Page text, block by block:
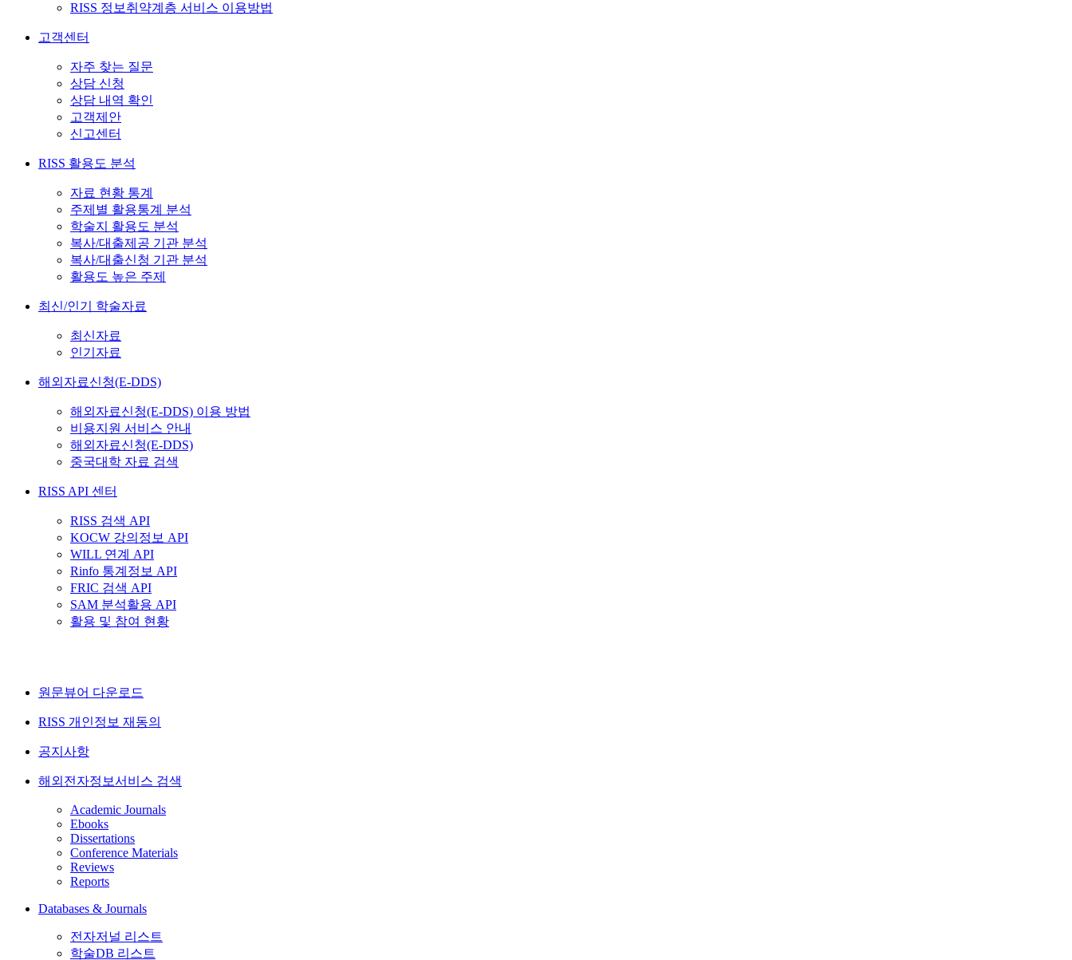
RISS 정보취약계층 서비스 이용방법
고객센터
자주 찾는 질문
상담 신청
상담 내역 확인
고객제안
신고센터
RISS 활용도 분석
자료 현황 통계
주제별 활용통계 분석
학술지 활용도 분석
복사/대출제공 기관 분석
복사/대출신청 기관 분석
활용도 높은 주제
최신/인기 학술자료
최신자료
인기자료
해외자료신청(E-DDS)
해외자료신청(E-DDS) 이용 방법
비용지원 서비스 안내
해외자료신청(E-DDS)
중국대학 자료 검색
RISS API 센터
RISS 검색 API
KOCW 강의정보 API
WILL 연계 API
Rinfo 통계정보 API
FRIC 검색 API
SAM 분석활용 API
활용 및 참여 현황
원문뷰어 다운로드
RISS 개인정보 재동의
공지사항
해외전자정보서비스 검색
Academic Journals
Ebooks
Dissertations
Conference Materials
Reviews
Reports
Databases & Journals
전자저널 리스트
학술DB 리스트